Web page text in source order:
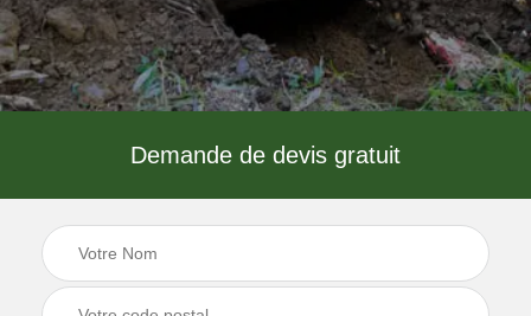
Demande de devis gratuit